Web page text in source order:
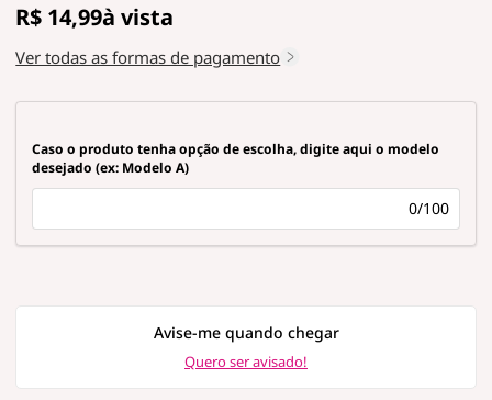
R$ 14,99
Ver todas as formas de pagamento
Caso o produto tenha opção de escolha, digite aqui o modelo
desejado (ex: Modelo A)
0/100
Avise-me quando chegar
Quero ser avisado!